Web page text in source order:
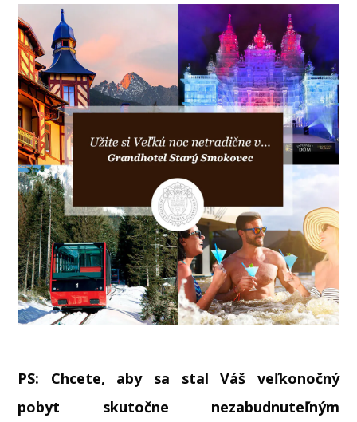
PS: Chcete, aby sa stal Váš veľkonočný
pobyt skutočne nezabudnuteľným